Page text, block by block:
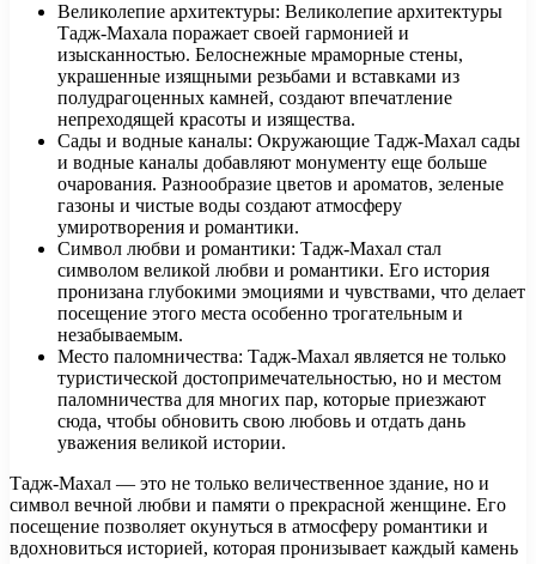
Великолепие архитектуры: Великолепие архитектуры
Тадж-Махала поражает своей гармонией и
изысканностью. Белоснежные мраморные стены,
украшенные изящными резьбами и вставками из
полудрагоценных камней, создают впечатление
непреходящей красоты и изящества.
Сады и водные каналы: Окружающие Тадж-Махал сады
и водные каналы добавляют монументу еще больше
очарования. Разнообразие цветов и ароматов, зеленые
газоны и чистые воды создают атмосферу
умиротворения и романтики.
Символ любви и романтики: Тадж-Махал стал
символом великой любви и романтики. Его история
пронизана глубокими эмоциями и чувствами, что делает
посещение этого места особенно трогательным и
незабываемым.
Место паломничества: Тадж-Махал является не только
туристической достопримечательностью, но и местом
паломничества для многих пар, которые приезжают
сюда, чтобы обновить свою любовь и отдать дань
уважения великой истории.
Тадж-Махал — это не только величественное здание, но и
символ вечной любви и памяти о прекрасной женщине. Его
посещение позволяет окунуться в атмосферу романтики и
вдохновиться историей, которая пронизывает каждый камень